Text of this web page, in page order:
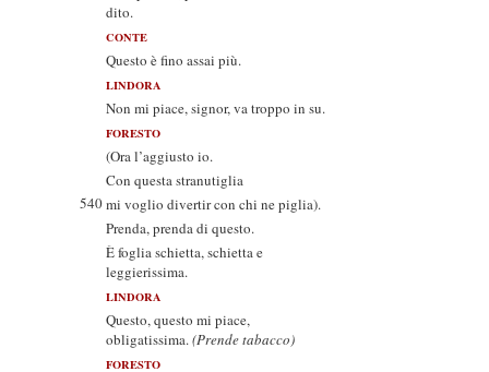
dito.
CONTE
Questo è fino assai più.
LINDORA
Non mi piace, signor, va troppo in su.
FORESTO
(Ora l’aggiusto io.
Con questa stranutiglia
540mi voglio divertir con chi ne piglia).
Prenda, prenda di questo.
È foglia schietta, schietta e
leggierissima.
LINDORA
Questo, questo mi piace,
obligatissima.(Prende tabacco)
FORESTO